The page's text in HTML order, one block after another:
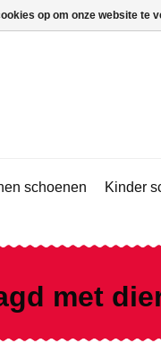
schoenen
Kinder
met
op om onze website te